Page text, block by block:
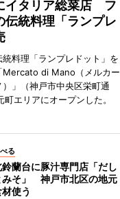
イタリア総菜店 フ
伝統料理「ランプレ
料理「ランプレドット」を
Mercato di Mano（メルカー
）」（神戸市中央区栄町通
エリアにオープンした。
る
鈴蘭台に豚汁専門店「だし
みそ」 神戸市北区の地元
使う